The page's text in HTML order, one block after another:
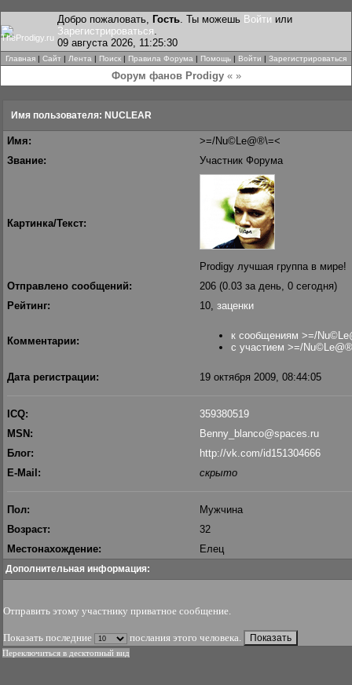
Добро пожаловать, Гость. Ты можешь Войти или
Зарегистрироваться.
09 августа 2026, 11:25:30
Главная | Сайт | Лента | Поиск | Правила Форума | Помощь | Войти | Зарегистрироваться
Форум фанов Prodigy« »
Имя пользователя: NUCLEAR
Имя:
>=/Nu©Le@®\=<
Звание:
Участник Форума
Картинка/Текст:
Prodigy лучшая группа в мире!
Отправлено сообщений:
206 (0.03 за день, 0 сегодня)
Рейтинг:
10, заценки
Комментарии:
к сообщениям >=/
с участием >=/
Дата регистрации: 19 октября 2009, 08:44:05
ICQ:
359380519
MSN:
Benny_blanco@spaces.ru
Блог:
http://vk.com/id151304666
E-Mail:
скрыто
Пол:
Мужчина
Возраст:
32
Местонахождение:
Елец
Дополнительная информация:
Отправить этому участнику приватное сообщение.
Показать последние послания этого человека.
Переключиться в десктопный вид